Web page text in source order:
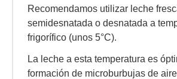
Recomendamos utilizar leche
semidesnatada o desnatada a
frigorífico (unos 5°C).
La leche a esta temperatura es
formación de microburbujas de